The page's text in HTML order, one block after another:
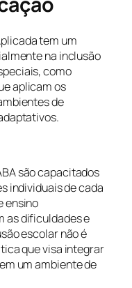
tem um
na inclusão
como
aplicam os
de
são capacitados
individuais de cada
ensino
as dificuldades e
escolar não é
que visa integrar
um ambiente de